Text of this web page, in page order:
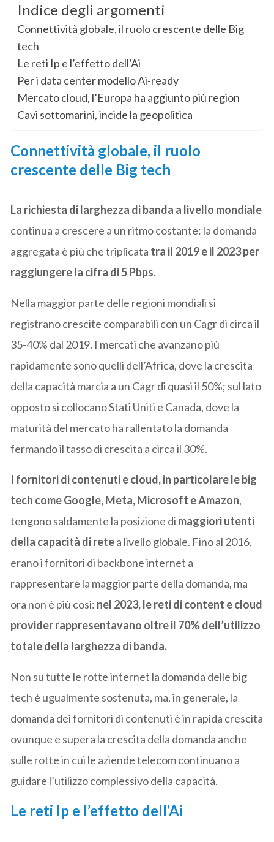
Indice degli argomenti
Connettività globale, il ruolo crescente delle Big
tech
Le reti Ip e l’effetto dell’Ai
Per i data center modello Ai-ready
Mercato cloud, l’Europa ha aggiunto più region
Cavi sottomarini, incide la geopolitica
Connettività globale, il ruolo
crescente delle Big tech
La richiesta di larghezza di banda a livello mondiale
continua a crescere a un ritmo costante: la domanda
aggregata è più che triplicata tra il 2019 e il 2023 per
raggiungere la cifra di 5 Pbps.
Nella maggior parte delle regioni mondiali si
registrano crescite comparabili con un Cagr di circa il
35-40% dal 2019. I mercati che avanzano più
rapidamente sono quelli dell’Africa, dove la crescita
della capacità marcia a un Cagr di quasi il 50%; sul lato
opposto si collocano Stati Uniti e Canada, dove la
maturità del mercato ha rallentato la domanda
fermando il tasso di crescita a circa il 30%.
I fornitori di contenuti e cloud, in particolare le big
tech come Google, Meta, Microsoft e Amazon,
tengono saldamente la posizione di maggiori utenti
della capacità di retea livello globale. Fino al 2016,
erano i fornitori di backbone internet a
rappresentare la maggior parte della domanda, ma
ora non è più così: nel 2023, le reti di content e cloud
provider rappresentavano oltre il 70% dell’utilizzo
totale della larghezza di banda.
Non su tutte le rotte internet la domanda delle big
tech è ugualmente sostenuta, ma, in generale, la
domanda dei fornitori di contenuti è in rapida crescita
ovunque e supera la crescita della domanda anche
sulle rotte in cui le aziende telecom continuano a
guidare l’utilizzo complessivo della capacità.
Le reti Ip e l’effetto dell’Ai